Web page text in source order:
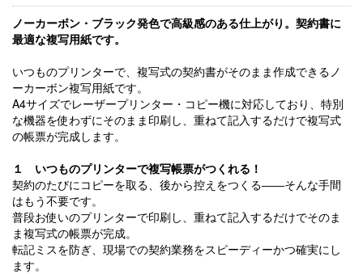
ノーカーボン・ブラック発色で高級感のある仕上がり。契約書に
最適な複写用紙です。
いつものプリンターで、複写式の契約書がそのまま作成できるノ
ーカーボン複写用紙です。
A4サイズでレーザープリンター・コピー機に対応しており、特別
な機器を使わずにそのまま印刷し、重ねて記入するだけで複写式
の帳票が完成します。
１ いつものプリンターで複写帳票がつくれる！
契約のたびにコピーを取る、後から控えをつくる――そんな手間
はもう不要です。
普段お使いのプリンターで印刷し、重ねて記入するだけでそのま
ま複写式の帳票が完成。
転記ミスを防ぎ、現場での契約業務をスピーディーかつ確実にし
ます。